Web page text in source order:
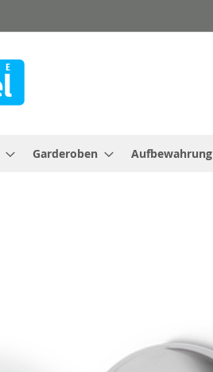
Garderoben Aufbewahrung